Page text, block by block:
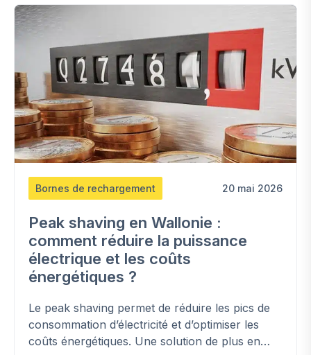
Bornes de rechargement 20 mai 2026
Peak shaving en Wallonie :
comment réduire la puissance
électrique et les coûts
énergétiques ?
Le peak shaving permet de réduire les pics de
consommation d’électricité et d’optimiser les
coûts énergétiques. Une solution de plus en